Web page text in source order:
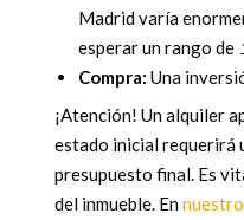
Madrid varía
esperar un rango de
Compra: Una
¡Atención! Un alquiler
estado inicial requerirá
presupuesto final. Es
del inmueble. En